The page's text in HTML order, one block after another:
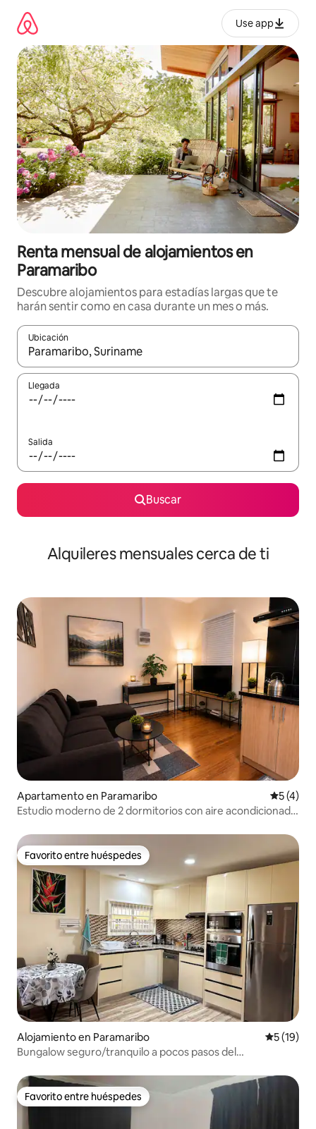
contenido
Use app
Renta mensual de alojamientos en
Paramaribo
Descubre alojamientos para estadías largas que te
harán sentir como en casa durante un mes o más.
Ubicación
Cuando los resultados estén disponibles, navega con las
Llegada
Salida
Buscar
Alquileres mensuales cerca de ti
Apartamento en Paramaribo
5 (4)
Estudio moderno de 2 dormitorios con aire acondicionado
Favorito entre huéspedes
Favorito entre huéspedes
Alojamiento en Paramaribo
5 (19)
Bungalow seguro/tranquilo a pocos pasos del
Favorito entre huéspedes
Favorito entre huéspedes